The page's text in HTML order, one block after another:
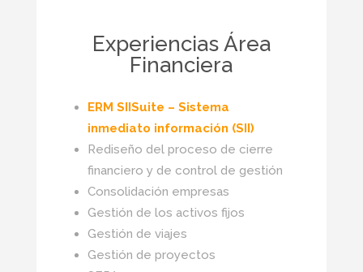
Experiencias Área
Financiera
ERM SIISuite – Sistema
inmediato información (SII)
Rediseño del proceso de cierre
financiero y de control de gestión
Consolidación empresas
Gestión de los activos fijos
Gestión de viajes
Gestión de proyectos